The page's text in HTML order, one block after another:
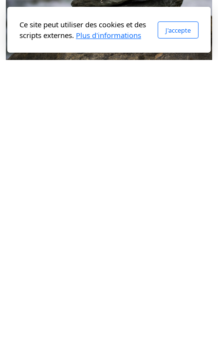
Ce site peut utiliser des cookies et des
scripts externes. Plus d'informations
J'accepte